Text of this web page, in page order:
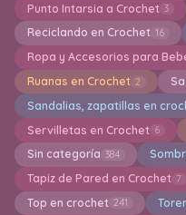
Punto Intarsia a Crochet 3
Reciclando en Crochet 16
Ropa y Accesorios para
Ruanas en Crochet 2
Sandalias, zapatillas en
Servilletas en Crochet 6
Sin categoría 384
Tapiz de Pared en Crochet 7
Top en crochet 241